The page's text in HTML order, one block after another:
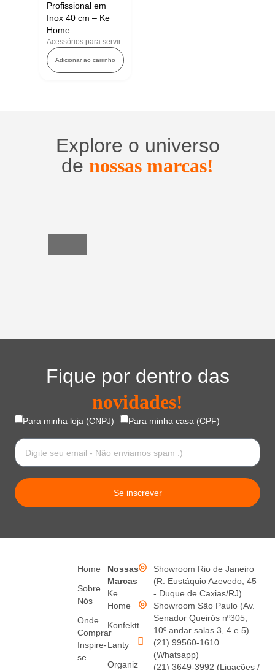
Profissional em
Inox 40 cm – Ke
Home
Acessórios para servir
Adicionar ao carrinho
Explore o universo
de nossas marcas!
Fique por dentro das
novidades!
Para minha loja (CNPJ) Para minha casa (CPF)
Se inscrever
Home
Sobre
Nós
Onde
Comprar
Inspire-
se
Nossas
Marcas
Ke
Home
Konfektt
Lanty
Organiz
Showroom Rio de Janeiro
(R. Eustáquio Azevedo, 45
- Duque de Caxias/RJ)
Showroom São Paulo (Av.
Senador Queirós nº305,
10º andar salas 3, 4 e 5)
(21) 99560-1610
(Whatsapp)
(21) 3649-3992 (Ligações /